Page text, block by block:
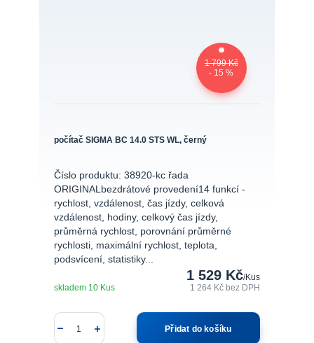
1 799 Kč
- 15 %
počítač SIGMA BC 14.0 STS WL, černý
Číslo produktu: 38920-kc řada
ORIGINALbezdrátové provedení14 funkcí -
rychlost, vzdálenost, čas jízdy, celková
vzdálenost, hodiny, celkový čas jízdy,
průměrná rychlost, porovnání průměrné
rychlosti, maximální rychlost, teplota,
podsvícení, statistiky...
1 529 Kč/Kus
1 264 Kč bez DPH
skladem 10 Kus
Přidat do košíku